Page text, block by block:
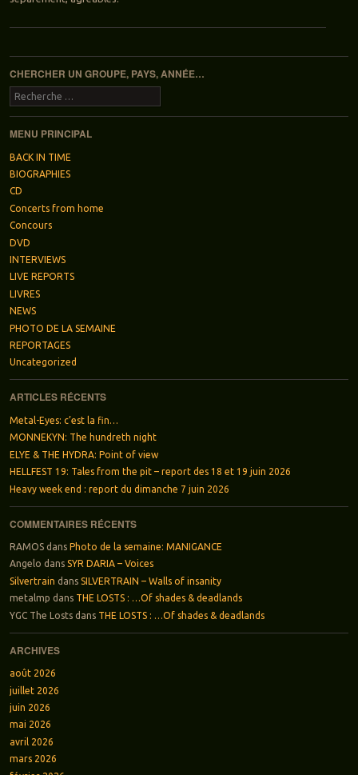
Navigation des articles
CHERCHER UN GROUPE, PAYS, ANNÉE…
Recherche
MENU PRINCIPAL
BACK IN TIME
BIOGRAPHIES
CD
Concerts from home
Concours
DVD
INTERVIEWS
LIVE REPORTS
LIVRES
NEWS
PHOTO DE LA SEMAINE
REPORTAGES
Uncategorized
ARTICLES RÉCENTS
Metal-Eyes: c’est la fin…
MONNEKYN: The hundreth night
ELYE & THE HYDRA: Point of view
HELLFEST 19: Tales from the pit – report des 18 et 19 juin 2026
Heavy week end : report du dimanche 7 juin 2026
COMMENTAIRES RÉCENTS
RAMOSdans Photo de la semaine: MANIGANCE
Angelo dans SYR DARIA – Voices
Silvertrain dans SILVERTRAIN – Walls of insanity
metalmp dans THE LOSTS : …Of shades & deadlands
YGC The Lostsdans THE LOSTS : …Of shades & deadlands
ARCHIVES
août 2026
juillet 2026
juin 2026
mai 2026
avril 2026
mars 2026